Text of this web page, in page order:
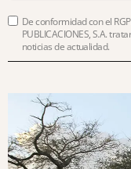
De conformidad con el
PUBLICACIONES, S.A.
noticias de actualidad.